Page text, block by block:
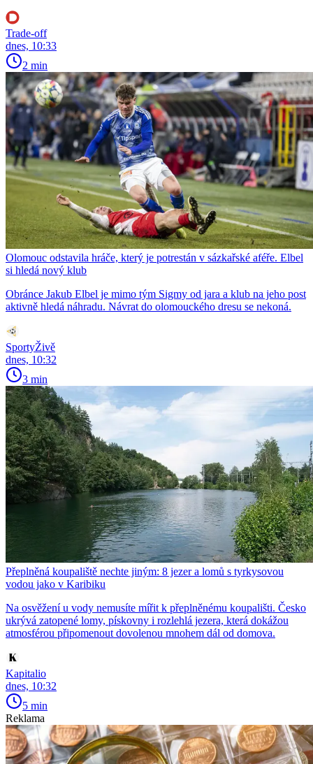
Trade-off
dnes, 10:33
2 min
Olomouc odstavila hráče, který je potrestán v sázkařské aféře. Elbel
si hledá nový klub
Obránce Jakub Elbel je mimo tým Sigmy od jara a klub na jeho post
aktivně hledá náhradu. Návrat do olomouckého dresu se nekoná.
SportyŽivě
dnes, 10:32
3 min
Přeplněná koupaliště nechte jiným: 8 jezer a lomů s tyrkysovou
vodou jako v Karibiku
Na osvěžení u vody nemusíte mířit k přeplněnému koupališti. Česko
ukrývá zatopené lomy, pískovny i rozlehlá jezera, která dokážou
atmosférou připomenout dovolenou mnohem dál od domova.
Kapitalio
dnes, 10:32
5 min
Reklama